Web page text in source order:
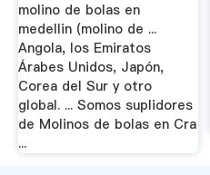
molino de bolas en
medellin (molino de ...
Angola, los Emiratos
Árabes Unidos, Japón,
Corea del Sur y otro
global. ... Somos suplidores
de Molinos de bolas en Cra
...